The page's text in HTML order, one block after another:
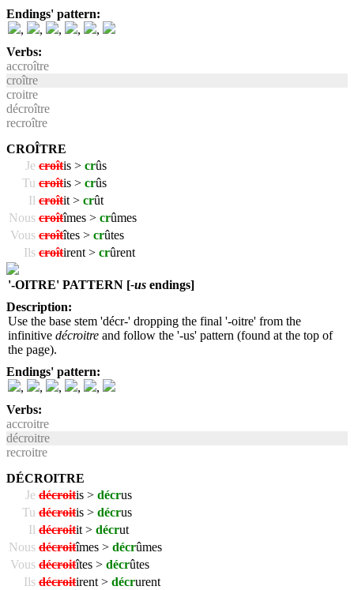
Endings' pattern:
,
, , ,
,
Verbs:
accroître
croître
croitre
décroître
recroître
CROÎTRE
Je croîtis > crûs
Tu croîtis > crûs
Il croîtit > crût
Nous croîtîmes > crûmes
Vous croîtîtes > crûtes
Ils croîtirent > crûrent
'-OITRE' PATTERN [-us endings]
Description:
Use the base stem 'décr-' dropping the final '-oitre' from the
infinitive décroitre and follow the '-us' pattern (found at the top of
the page).
Endings' pattern:
,
, , ,
,
Verbs:
accroitre
décroitre
recroitre
DÉCROITRE
Je décroitis > décrus
Tu décroitis > décrus
Il décroitit > décrut
Nous décroitîmes > décrûmes
Vous décroitîtes > décrûtes
Ils décroitirent > décrurent